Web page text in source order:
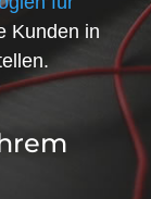
Kunden in